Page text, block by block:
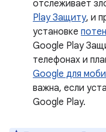
отслеживает
Play Защиту, и
установке
Google Play
телефонах и
Google для
важна, если
Google Play.